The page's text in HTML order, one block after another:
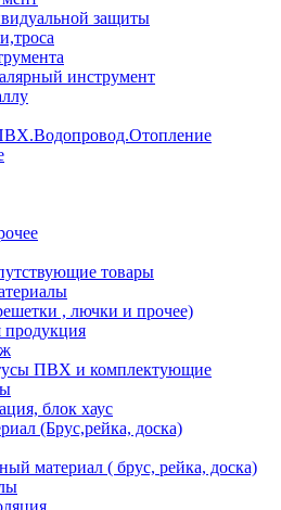
защиты
инструмент
товары
, лючки и прочее)
продукция
ПВХ и комплектующие
блок хаус
(Брус,рейка, доска)
материал ( брус, рейка, доска)